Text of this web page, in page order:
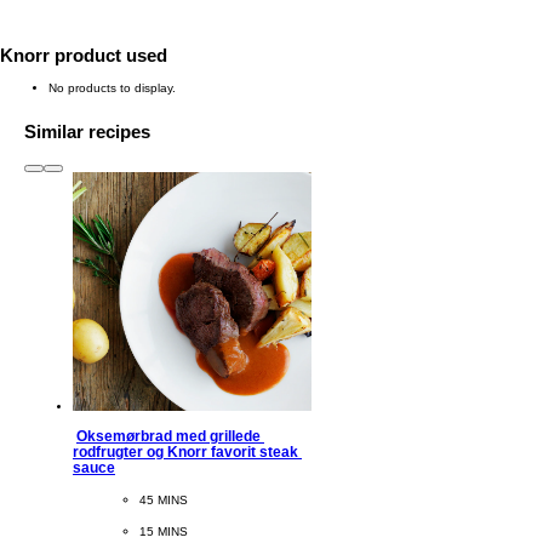
Knorr product used
No products to display.
Similar recipes
1 to 3of 6
Oksemørbrad med grillede
rodfrugter og Knorr favorit steak
sauce
CookingTime
45 MINS
PreparationTime
15 MINS